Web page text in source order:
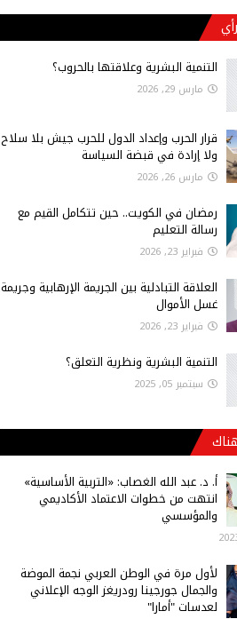
التنمية البشرية وعلاقتها بالحروب؟
مارس 29, 2026
قرار الحرب وإعداد الدول للحرب جيش بلا سلاح
ولا إرادة في قبضة السياسة
مارس 26, 2026
رمضان في الكويت.. حين تتكامل القيم مع
رسالة التعليم
فبراير 23, 2026
العلاقة التبادلية بين الجريمة الإرهابية وجريمة
غسل الأموال
فبراير 23, 2026
التنمية البشرية ونظرية التعلق؟
سبتمبر 05, 2025
أ‌. د. عبد الله الغصاب: «التربية الأساسية»
انتهت من خطوات الاعتماد الأكاديمي
والمؤسسي
لأول مرة في الوطن العربي نجمة الموضة
والجمال جورجينا رودريغز الوجه الإعلاني
لعدسات "أمارا"